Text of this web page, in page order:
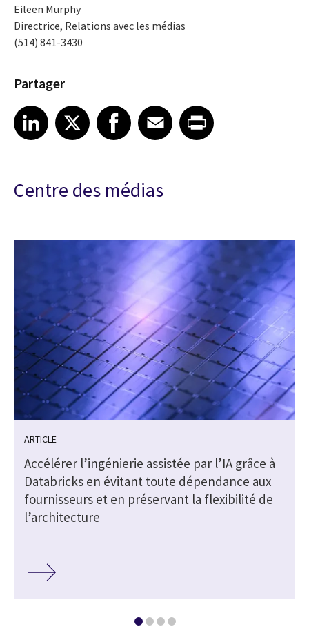
Eileen Murphy
Directrice, Relations avec les médias
(514) 841-3430
Partager
Share article on LinkedIn
LinkedIn
Share article on XShare article on Facebook
Facebook
Share article on Email
EmailShare article on Print
Centre des médias
ARTICLE
Accélérer l’ingénierie assistée par l’IA grâce à
Databricks en évitant toute dépendance aux
fournisseurs et en préservant la flexibilité de
l’architecture